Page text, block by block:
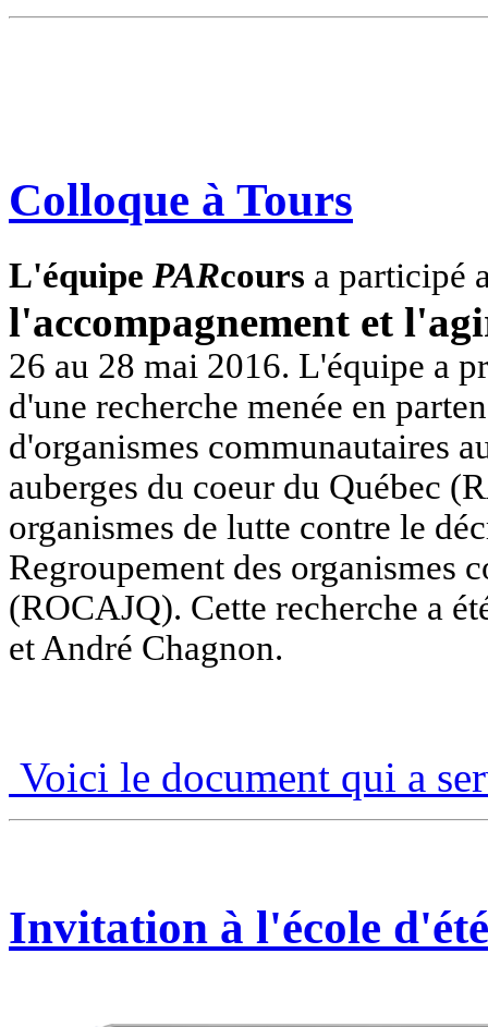
Colloque à Tours
L'équipe PARcours a participé
l'accompagnement et
26 au 28 mai 2016. L'équipe a
d'une recherche menée en
d'organismes communautaires
auberges du coeur du Québec
organismes de lutte contre le
Regroupement des organismes
(ROCAJQ). Cette recherche a
et André Chagnon.
Voici le document qui a
Invitation à l'école